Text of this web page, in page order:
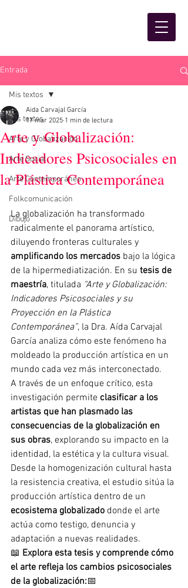
Entrada
Mis textos
Arte y Globalización
Arte Social
Arte Contemporáneo
Folkcomunicación
Dibujo
Mis textos
Arte y Globalización:
Indicadores Psicosociales en
la Plástica Contemporánea
Aida Carvajal García
17 mar 2025 1 min de lectura
La globalización ha transformado
radicalmente el panorama artístico,
diluyendo fronteras culturales y
amplificando los mercados bajo la lógica
de la hipermediatización. En su tesis de
maestría, titulada “Arte y Globalización:
Indicadores Psicosociales y su
Proyección en la Plástica
Contemporánea”, la Dra. Aída Carvajal
García analiza cómo este fenómeno ha
moldeado la producción artística en un
mundo cada vez más interconectado.
A través de un enfoque crítico, esta
investigación permite clasificar a los
artistas que han plasmado las
consecuencias de la globalización en
sus obras, explorando su impacto en la
identidad, la estética y la cultura visual.
Desde la homogenización cultural hasta
la resistencia creativa, el estudio sitúa la
producción artística dentro de un
ecosistema globalizado donde el arte
actúa como testigo, denuncia y
adaptación a nuevas realidades.
📖 Explora esta tesis y comprende cómo
el arte refleja los cambios psicosociales
de la globalización:📅